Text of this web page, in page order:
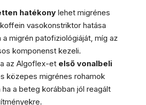
hatékony lehet migrénes
vasokonstriktor hatása
migrén patofiziológiáját, míg az
komponenst kezeli.
az Algoflex-et első vonalbeli
közepes migrénes rohamok
a beteg korábban jól reagált